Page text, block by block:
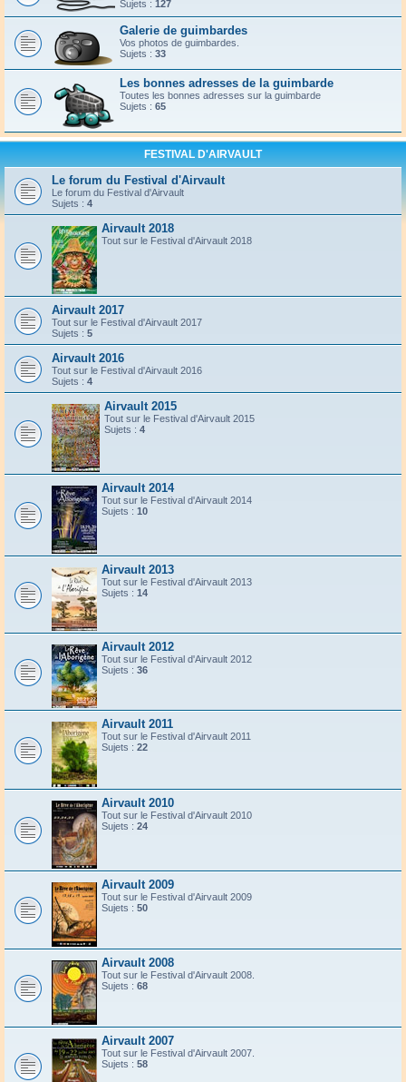
Sujets : 127
Galerie de guimbardes
Vos photos de guimbardes.
Sujets : 33
Les bonnes adresses de la guimbarde
Toutes les bonnes adresses sur la guimbarde
Sujets : 65
FESTIVAL D'AIRVAULT
Le forum du Festival d'Airvault
Le forum du Festival d'Airvault
Sujets : 4
Airvault 2018
Tout sur le Festival d'Airvault 2018
Airvault 2017
Tout sur le Festival d'Airvault 2017
Sujets : 5
Airvault 2016
Tout sur le Festival d'Airvault 2016
Sujets : 4
Airvault 2015
Tout sur le Festival d'Airvault 2015
Sujets : 4
Airvault 2014
Tout sur le Festival d'Airvault 2014
Sujets : 10
Airvault 2013
Tout sur le Festival d'Airvault 2013
Sujets : 14
Airvault 2012
Tout sur le Festival d'Airvault 2012
Sujets : 36
Airvault 2011
Tout sur le Festival d'Airvault 2011
Sujets : 22
Airvault 2010
Tout sur le Festival d'Airvault 2010
Sujets : 24
Airvault 2009
Tout sur le Festival d'Airvault 2009
Sujets : 50
Airvault 2008
Tout sur le Festival d'Airvault 2008.
Sujets : 68
Airvault 2007
Tout sur le Festival d'Airvault 2007.
Sujets : 58